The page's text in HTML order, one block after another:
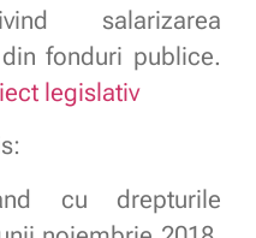
salarizarea
fonduri publice.
legislativ
cu drepturile